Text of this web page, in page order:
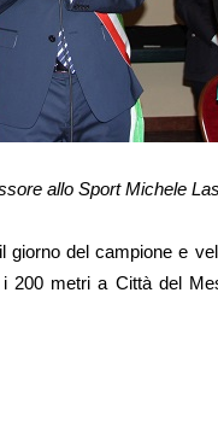
allo Sport Michele
del campione e
200 metri a Città del